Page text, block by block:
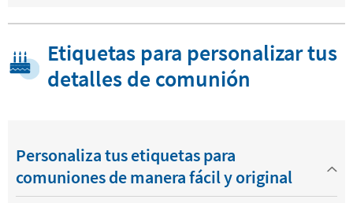
Etiquetas para personalizar tus
detalles de comunión
Personaliza tus etiquetas para
comuniones de manera fácil y original